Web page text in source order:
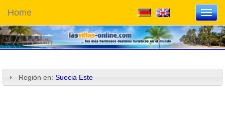
Home
Región en: Suecia Este